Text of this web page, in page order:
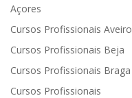
Açores
Cursos Profissionais Aveiro
Cursos Profissionais Beja
Cursos Profissionais Braga
Cursos Profissionais